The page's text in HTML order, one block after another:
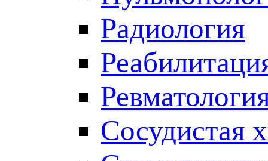
Радиология
Сосудистая